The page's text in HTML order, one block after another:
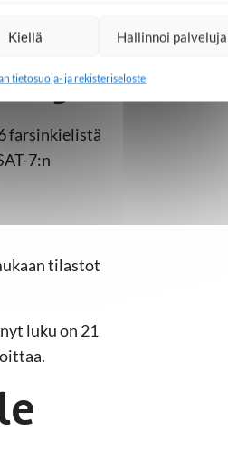
Kiellä Hallinnoi palveluja
tietosuoja- ja rekisteriseloste
farsinkielistä
7:n
tilastot
luku on 21